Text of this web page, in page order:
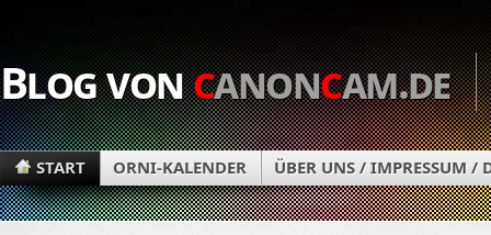
Blog voncanoncam.de
START ORNI-KALENDER ÜBER UNS / IMPRESSUM /